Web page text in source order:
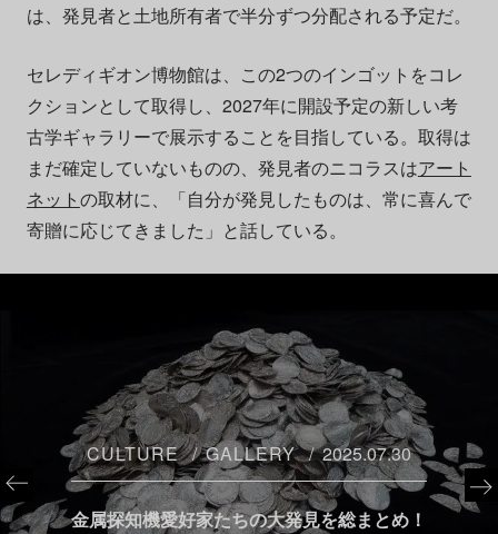
は、発見者と土地所有者で半分ずつ分配される予定だ。
セレディギオン博物館は、この2つのインゴットをコレ
クションとして取得し、2027年に開設予定の新しい考
古学ギャラリーで展示することを目指している。取得は
まだ確定していないものの、発見者のニコラスはアート
ネットの取材に、「自分が発見したものは、常に喜んで
寄贈に応じてきました」と話している。
CULTURE GALLERY 2025.07.30
金属探知機愛好家たちの大発見を総まとめ！